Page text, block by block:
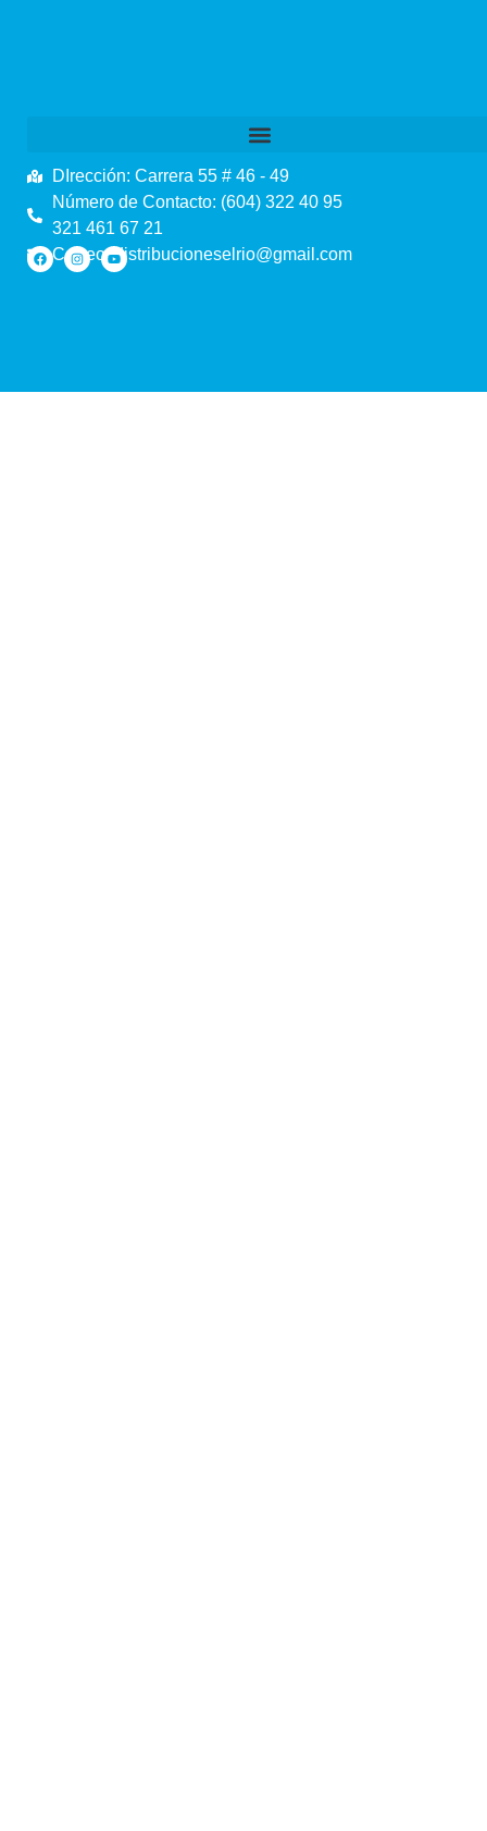
DIrección: Carrera 55 # 46 - 49
Número de Contacto: (604) 322 40 95
321 461 67 21
Correo: distribucioneselrio@gmail.com